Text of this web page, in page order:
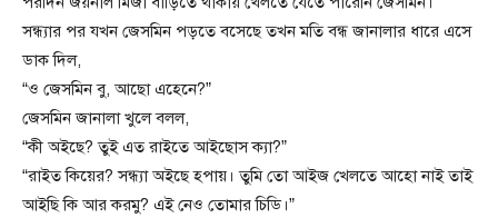
সন্ধ্যার পর যখন জেসমিন পড়তে বসেছে তখন মতি বন্ধ জানালার ধারে এসে
ডাক দিল,
“ও জেসমিন বু, আছো এহেনে?”
জেসমিন জানালা খুলে বলল,
“কী অইছে? তুই এত রাইতে আইছোস ক্যা?”
“রাইত কিয়ের? সন্ধ্যা অইছে হপায়। তুমি তো আইজ খেলতে আহো নাই তাই
আইছি কি আর করমু? এই নেও তোমার চিডি।”